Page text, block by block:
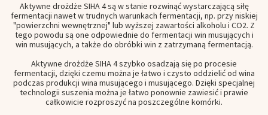
Aktywne drożdże SIHA 4 są w stanie rozwinąć wystarczającą siłę
fermentacji nawet w trudnych warunkach fermentacji, np. przy niskiej
"powierzchni wewnętrznej" lub wyższej zawartości alkoholu i CO2. Z
tego powodu są one odpowiednie do fermentacji win musujących i
win musujących, a także do obróbki win z zatrzymaną fermentacją.
Aktywne drożdże SIHA 4 szybko osadzają się po procesie
fermentacji, dzięki czemu można je łatwo i czysto oddzielić od wina
podczas produkcji wina musującego i musującego. Dzięki specjalnej
technologii suszenia można je łatwo ponownie zawiesić i prawie
całkowicie rozproszyć na poszczególne komórki.